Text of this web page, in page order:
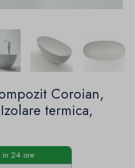
Coroian,
termica,
in 24 ore